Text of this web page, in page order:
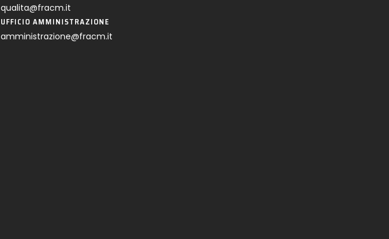
qualita@fracm.it
UFFICIO AMMINISTRAZIONE
amministrazione@fracm.it